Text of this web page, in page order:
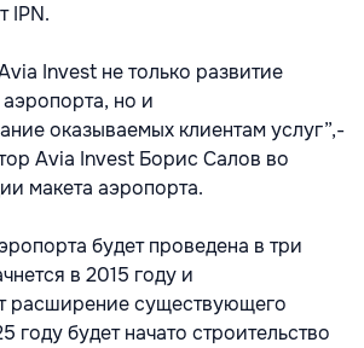
IPN.
Invest не только развитие
но и
оказываемых клиентам услуг”,-
Avia Invest Борис Салов во
макета аэропорта.
будет проведена в три
в 2015 году и
расширение существующего
году будет начато строительство